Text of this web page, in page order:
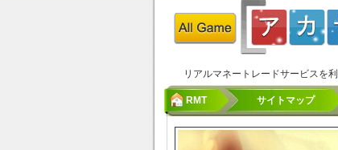
リアルマネートレードサービスを
RMT サイトマップ